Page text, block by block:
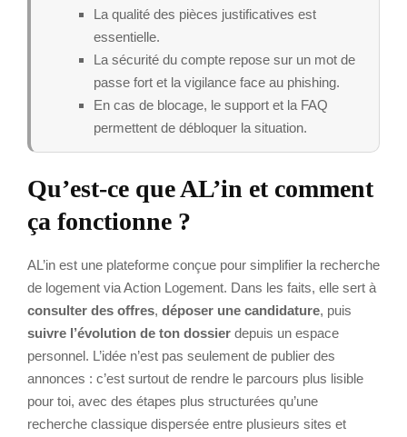
La qualité des pièces justificatives est
essentielle.
La sécurité du compte repose sur un mot de
passe fort et la vigilance face au phishing.
En cas de blocage, le support et la FAQ
permettent de débloquer la situation.
Qu’est-ce que AL’in et comment
ça fonctionne ?
AL’in est une plateforme conçue pour simplifier la recherche
de logement via Action Logement. Dans les faits, elle sert à
consulter des offres, déposer une candidature, puis
suivre l’évolution de ton dossier depuis un espace
personnel. L’idée n’est pas seulement de publier des
annonces : c’est surtout de rendre le parcours plus lisible
pour toi, avec des étapes plus structurées qu’une
recherche classique dispersée entre plusieurs sites et